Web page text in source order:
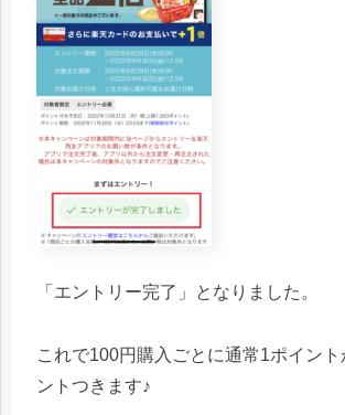
「エントリー完了」となりました。
これで100円購入ごとに通常1ポイント
ントつきます♪